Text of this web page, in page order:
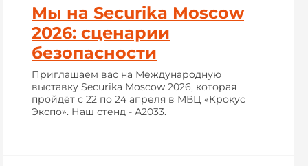
Мы на Securika Moscow
2026: сценарии
безопасности
Приглашаем вас на Международную
выставку Securika Moscow 2026, которая
пройдёт с 22 по 24 апреля в МВЦ «Крокус
Экспо». Наш стенд - А2033.